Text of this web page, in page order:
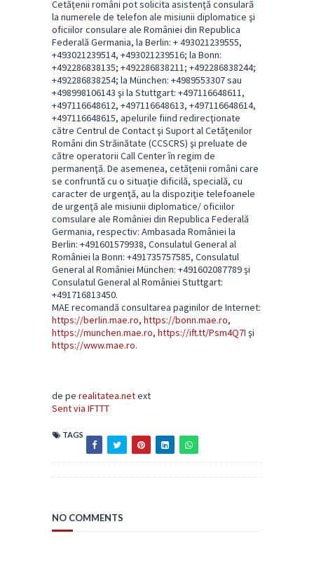
Cetăţenii români pot solicita asistenţă consulară
la numerele de telefon ale misiunii diplomatice şi
oficiilor consulare ale României din Republica
Federală Germania, la Berlin: + 493021239555,
+493021239514, +493021239516; la Bonn:
+492286838135; +492286838211; +492286838244;
+492286838254; la München: +4989553307 sau
+498998106143 şi la Stuttgart: +497116648611,
+497116648612, +497116648613, +497116648614,
+497116648615, apelurile fiind redirecţionate
către Centrul de Contact şi Suport al Cetăţenilor
Români din Străinătate (CCSCRS) şi preluate de
către operatorii Call Center în regim de
permanenţă. De asemenea, cetăţenii români care
se confruntă cu o situaţie dificilă, specială, cu
caracter de urgenţă, au la dispoziţie telefoanele
de urgenţă ale misiunii diplomatice/ oficiilor
comsulare ale României din Republica Federală
Germania, respectiv: Ambasada României la
Berlin: +491601579938, Consulatul General al
României la Bonn: +491735757585, Consulatul
General al României München: +491602087789 şi
Consulatul General al României Stuttgart:
+491716813450.
MAE recomandă consultarea paginilor de Internet:
https://berlin.mae.ro, https://bonn.mae.ro,
https://munchen.mae.ro, https://ift.tt/Psm4Q7I şi
https://www.mae.ro.
de pe realitatea.netext
Sent via IFTTT
TAGS
NO COMMENTS